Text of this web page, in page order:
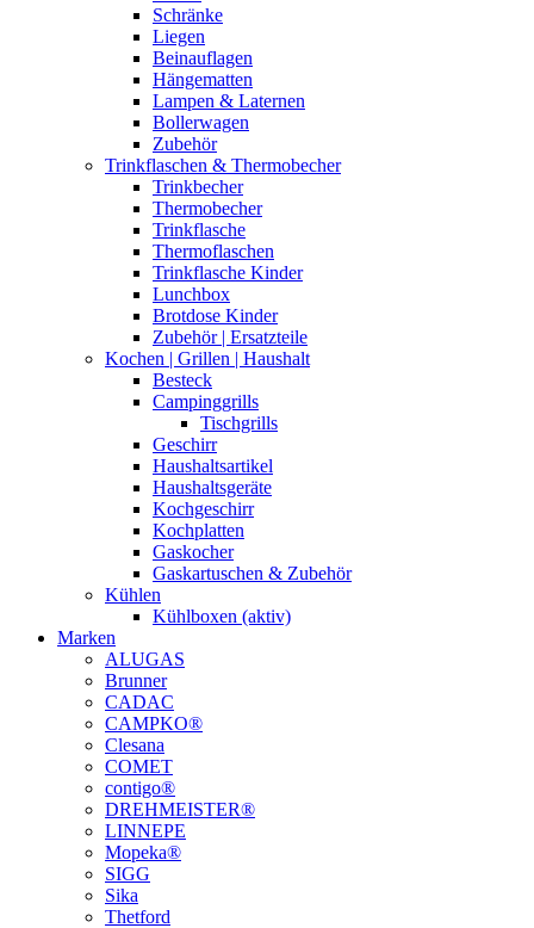
Schränke
Liegen
Beinauflagen
Hängematten
Lampen & Laternen
Bollerwagen
Zubehör
Trinkflaschen & Thermobecher
Trinkbecher
Thermobecher
Trinkflasche
Thermoflaschen
Trinkflasche Kinder
Lunchbox
Brotdose Kinder
Zubehör | Ersatzteile
Kochen | Grillen | Haushalt
Besteck
Campinggrills
Tischgrills
Geschirr
Haushaltsartikel
Haushaltsgeräte
Kochgeschirr
Kochplatten
Gaskocher
Gaskartuschen & Zubehör
Kühlen
Kühlboxen (aktiv)
Marken
ALUGAS
Brunner
CADAC
CAMPKO®
Clesana
COMET
contigo®
DREHMEISTER®
LINNEPE
Mopeka®
SIGG
Sika
Thetford